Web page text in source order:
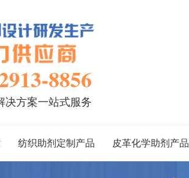
8856
决方案一站式服务
纺织助剂定制产品 皮革化学助剂产品